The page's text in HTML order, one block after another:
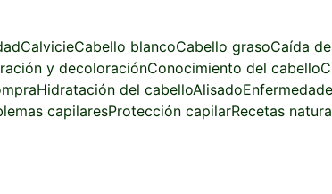
CalvicieCabello blancoCabello grasoCaída
y decoloraciónConocimiento del cabello
Hidratación del cabelloAlisado
capilaresProtección capilarRecetas